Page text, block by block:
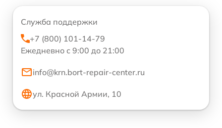
Служба поддержки
+7 (800) 101-14-79
Ежедневно с 9:00 до 21:00
info@krn.bort-repair-center.ru
ул. Красной Армии, 10